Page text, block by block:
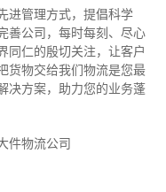
进管理方式，提倡科学
善公司，每时每刻、尽心
仁的殷切关注， 让客户
货物交给我们物流是您最
决方案，助力您的业务蓬
件物流公司